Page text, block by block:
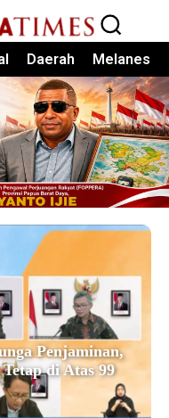
Daerah Melanesia
Penjaminan,
di Atas 99